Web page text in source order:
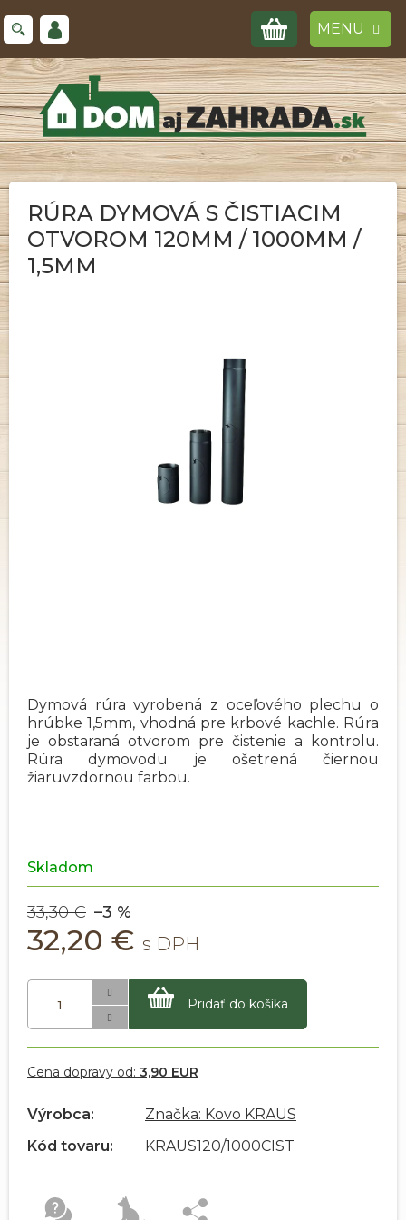
na
obsah
NÁKUPNÝ
RÚRA DYMOVÁ S ČISTIACIM
OTVOROM 120MM / 1000MM /
1,5MM
Skladom
33,30 € –3 %
32,20 €
Pridať do košíka
Dymová rúra vyrobená z oceľového plechu o
hrúbke 1,5mm, vhodná pre krbové kachle. Rúra
je obstaraná otvorom pre čistenie a kontrolu.
Rúra dymovodu je ošetrená čiernou
žiaruvzdornou farbou.
Cena dopravy od: 3,90 EUR
Výrobca:
Značka: Kovo KRAUS
Kód tovaru:
KRAUS120/1000CIST